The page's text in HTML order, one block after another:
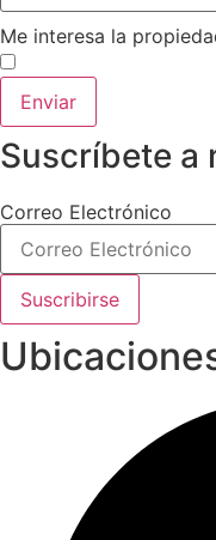
Me interesa la
Enviar
Suscríbete a
Correo Electrónico
Suscribirse